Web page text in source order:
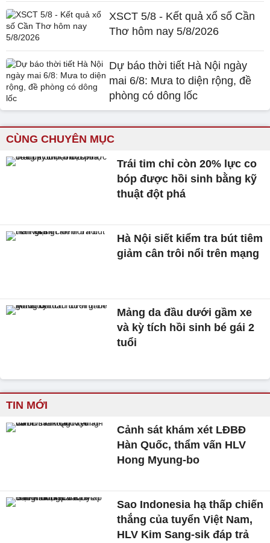
XSCT 5/8 - Kết quả xổ số Cần
Thơ hôm nay 5/8/2026
Dự báo thời tiết Hà Nội ngày
mai 6/8: Mưa to diện rộng, đề
phòng có dông lốc
CÙNG CHUYÊN MỤC
Trái tim chỉ còn 20% lực co
bóp được hồi sinh bằng kỹ
thuật đột phá
Hà Nội siết kiểm tra bút tiêm
giảm cân trôi nổi trên mạng
Mảng da đầu dưới gầm xe
và kỳ tích hồi sinh bé gái 2
tuổi
TIN MỚI
Cảnh sát khám xét LĐBĐ
Hàn Quốc, thẩm vấn HLV
Hong Myung-bo
Sao Indonesia hạ thấp chiến
thắng của tuyển Việt Nam,
HLV Kim Sang-sik đáp trả